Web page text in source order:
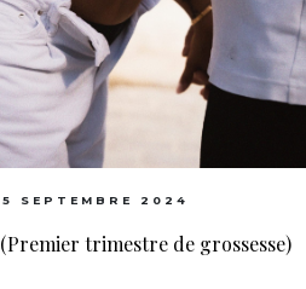
SEPTEMBRE 2024
trimestre de grossesse)